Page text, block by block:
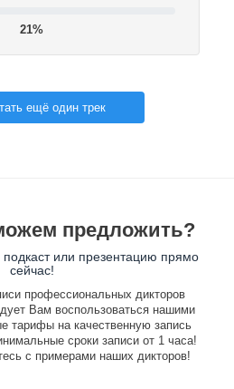
21%
ещё один трек
предложить?
или презентацию прямо
сейчас!
профессиональных дикторов
Вам воспользоваться нашими
тарифы на качественную запись
сроки записи от 1 часа!
с примерами наших дикторов!